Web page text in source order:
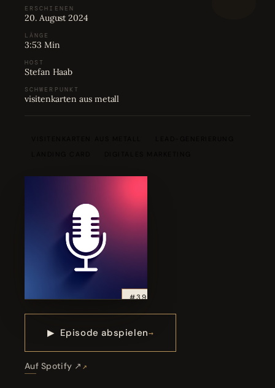
ERSCHIENEN
20. August 2024
LÄNGE
3:53 Min
HOST
Stefan Haab
SCHWERPUNKT
visitenkarten aus metall
#39
▶ Episode abspielen
Auf Spotify ↗